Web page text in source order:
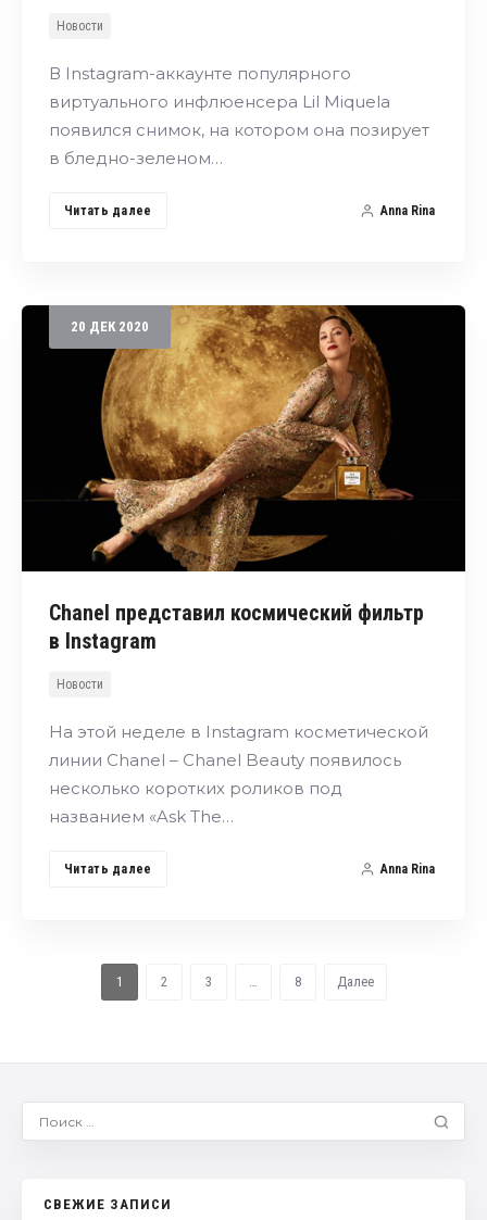
Новости
В Instagram-аккаунте популярного
виртуального инфлюенсера Lil Miquela
появился снимок, на котором она позирует
в бледно-зеленом…
Читать далее Anna Rina
20 ДЕК 2020
Chanel представил космический фильтр
в Instagram
Новости
На этой неделе в Instagram косметической
линии Chanel – Chanel Beauty появилось
несколько коротких роликов под
названием «Ask The…
Читать далее Anna Rina
1 2 3 8 Далее
СВЕЖИЕ ЗАПИСИ